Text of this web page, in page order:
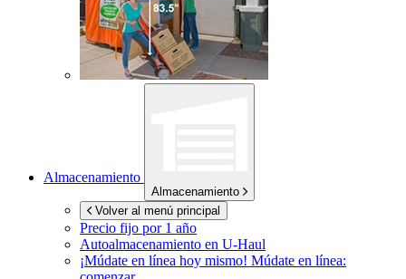
Almacenamiento
Almacenamiento
Volver al menú principal
Precio fijo por 1 año
Autoalmacenamiento en U-Haul
¡Múdate en línea hoy mismo! Múdate en línea: